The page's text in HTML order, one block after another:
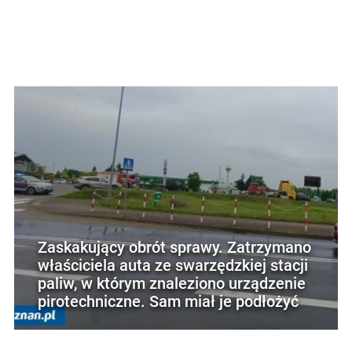
Zaskakujący obrót sprawy. Zatrzymano
właściciela auta ze swarzędzkiej stacji
paliw, w którym znaleziono urządzenie
pirotechniczne. Sam miał je podłożyć